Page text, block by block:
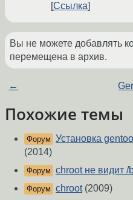
Ссылка
Вы не можете добавлять
перемещена в архив.
←
Похожие темы
Форум Установка
(2014)
Форум chroot не видит /
Форум chroot(2009)